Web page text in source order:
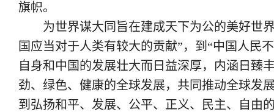
旗帜。
为世界谋大同旨在建成天下为公的美好世界
国应当对于人类有较大的贡献”，到“中国人民
自身和中国的发展壮大而日益深厚，内涵日臻
劲、绿色、健康的全球发展，共同推动全球发
到弘扬和平、发展、公平、正义、民主、自由